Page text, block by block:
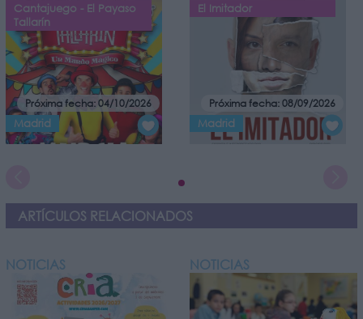
Cantajuego - El Payaso
Tallarín
Próxima fecha: 04/10/2026
Madrid
El Imitador
Próxima fecha: 08/09/2026
Madrid
ARTÍCULOS RELACIONADOS
NOTICIAS NOTICIAS